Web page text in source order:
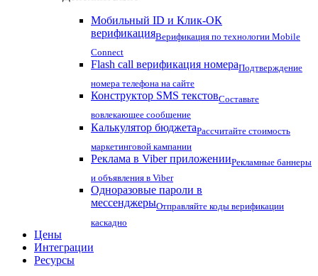
Мобильный ID и Клик-ОК
верификацияВерификация по технологии Mobile
Connect
Flash call верификация номераПодтверждение
номера телефона на сайте
Конструктор SMS текстовСоставьте
вовлекающее сообщение
Калькулятор бюджетаРассчитайте стоимость
маркетинговой кампании
Реклама в Viber приложенииРекламные баннеры
и объявления в Viber
Одноразовые пароли в
мессенджерыОтправляйте коды верификации
каскадно
Цены
Интеграции
Ресурсы